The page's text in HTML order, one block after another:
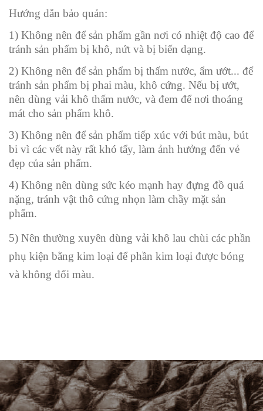
Hướng dẫn bảo quản:
1) Không nên để sản phẩm gần nơi có nhiệt độ cao để
tránh sản phẩm bị khô, nứt và bị biến dạng.
2) Không nên để sản phẩm bị thấm nước, ẩm ướt... để
tránh sản phẩm bị phai màu, khô cứng. Nếu bị ướt,
nên dùng vải khô thấm nước, và đem để nơi thoáng
mát cho sản phẩm khô.
3) Không nên để sản phẩm tiếp xúc với bút màu, bút
bi vì các vết này rất khó tẩy, làm ảnh hưởng đến vẻ
đẹp của sản phẩm.
4) Không nên dùng sức kéo mạnh hay đựng đồ quá
nặng, tránh vật thô cứng nhọn làm chầy mặt sản
phẩm.
5) Nên thường xuyên dùng vải khô lau chùi các phần
phụ kiện bằng kim loại để phần kim loại được bóng
và không đổi màu.